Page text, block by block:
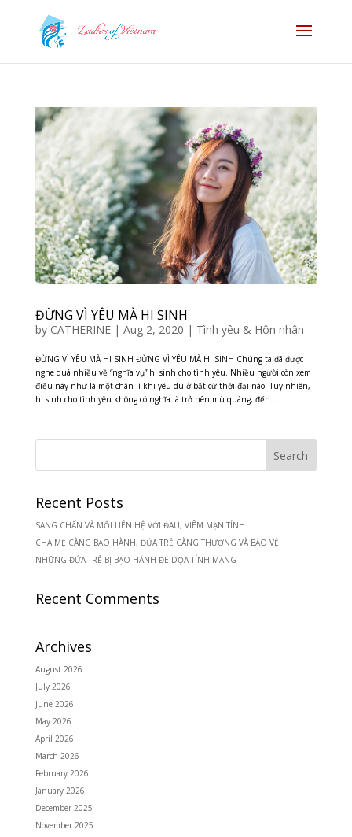
ĐỪNG VÌ YÊU MÀ HI SINH
by CATHERINE| Aug 2, 2020 | Tình yêu & Hôn nhân
ĐỪNG VÌ YÊU MÀ HI SINH ĐỪNG VÌ YÊU MÀ HI SINH Chúng ta đã được
nghe quá nhiều về “nghĩa vụ” hi sinh cho tình yêu. Nhiều người còn xem
điều này như là một chân lí khi yêu dù ở bất cứ thời đại nào. Tuy nhiên,
hi sinh cho tình yêu không có nghĩa là trở nên mù quáng, đến...
Recent Posts
SANG CHẤN VÀ MỐI LIÊN HỆ VỚI ĐAU, VIÊM MẠN TÍNH
CHA MẸ CÀNG BẠO HÀNH, ĐỨA TRẺ CÀNG THƯƠNG VÀ BẢO VỆ
NHỮNG ĐỨA TRẺ BỊ BẠO HÀNH ĐE DỌA TÍNH MẠNG
Recent Comments
Archives
August 2026
July 2026
June 2026
May 2026
April 2026
March 2026
February 2026
January 2026
December 2025
November 2025